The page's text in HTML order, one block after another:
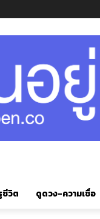
ชีวิต ดูดวง-ความเชื่อ